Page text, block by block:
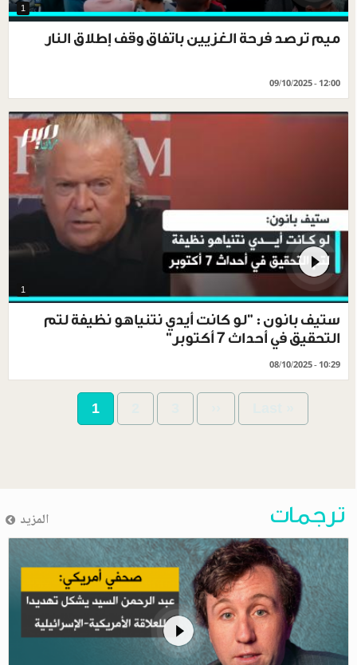
1
ميم ترصد فرحة الغزيين باتفاق وقف إطلاق النار
09/10/2025 - 12:00
1
ستيف بانون : "لو كانت أيدي نتنياهو نظيفة لتم
التحقيق في أحداث 7 أكتوبر"
08/10/2025 - 10:29
Pagination
Current
page
1
page page
ترجمات المزيد